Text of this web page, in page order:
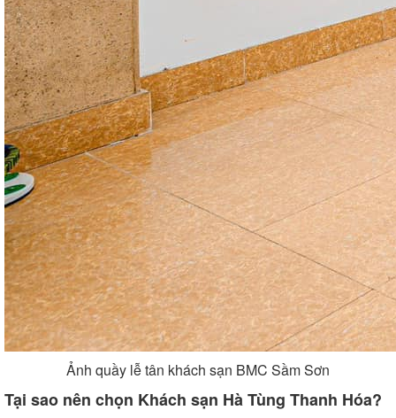
Ảnh quầy lễ tân khách sạn BMC Sầm Sơn
Tại sao nên chọn Khách sạn Hà Tùng Thanh Hóa?